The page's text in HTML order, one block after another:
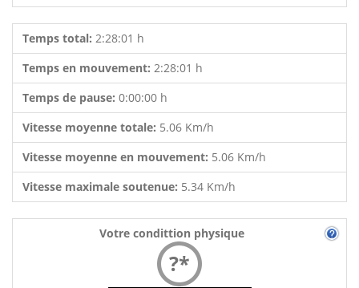
Temps total: 2:28:01 h
Temps en mouvement: 2:28:01 h
Temps de pause: 0:00:00 h
Vitesse moyenne totale: 5.06 Km/h
Vitesse moyenne en mouvement: 5.06 Km/h
Vitesse maximale soutenue: 5.34 Km/h
Votre condittion physique
?*